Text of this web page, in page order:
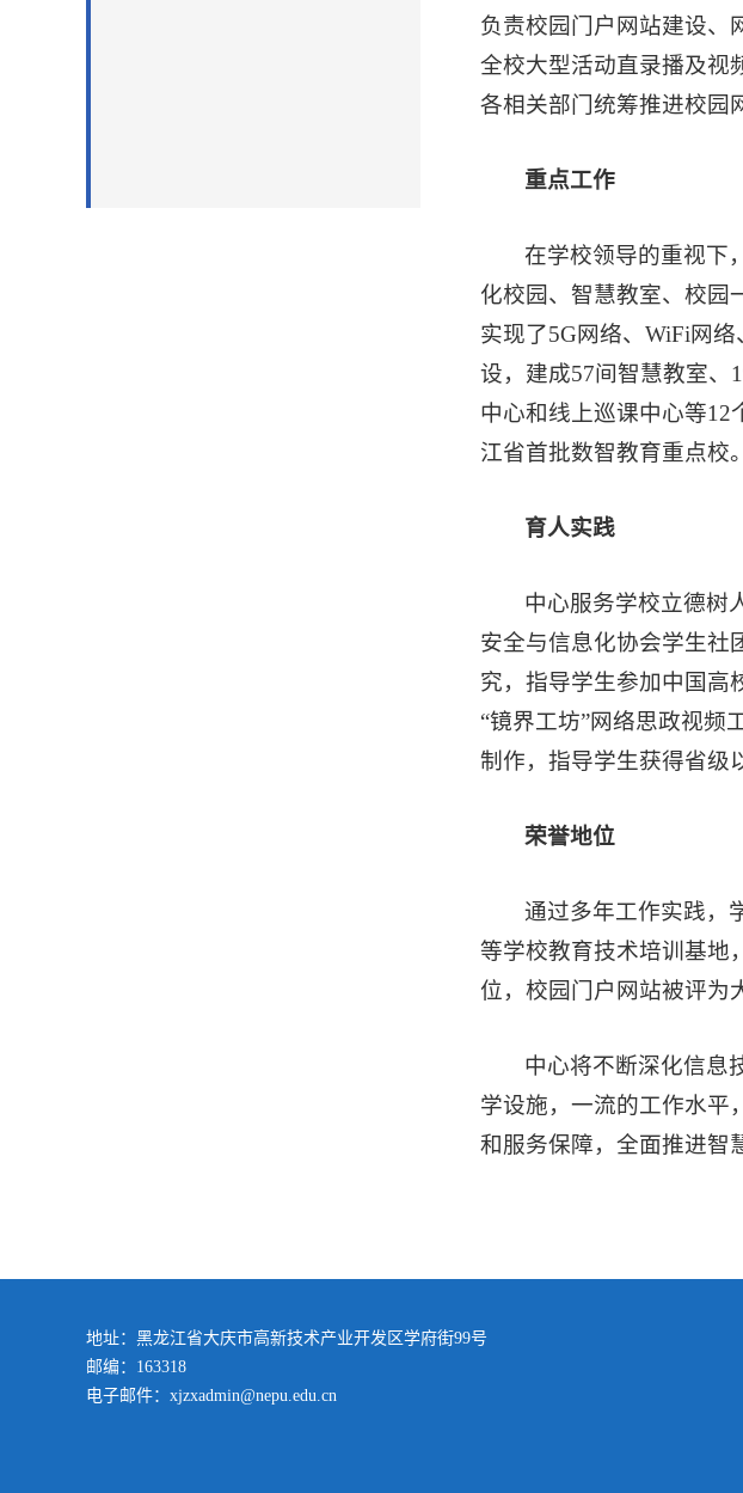
负责校园门户网站建设、
全校大型活动直录播及视
各相关部门统筹推进校园
重点工作
在学校领导的重视下
化校园、智慧教室、校园
实现了5G网络、WiFi网
设，建成57间智慧教室、
中心和线上巡课中心等12
江省首批数智教育重点校。
育人实践
中心服务学校立德树
安全与信息化协会学生社
究，指导学生参加中国高
“镜界工坊”网络思政视频
制作，指导学生获得省级
荣誉地位
通过多年工作实践，
等学校教育技术培训基地
位，校园门户网站被评为
中心将不断深化信息
学设施，一流的工作水平
和服务保障，全面推进智
地址：黑龙江省大庆市高新技术产业开发区学府街99号
邮编：163318
电子邮件：xjzxadmin@nepu.edu.cn